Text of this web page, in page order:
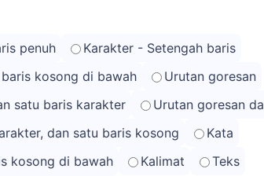
penuh
Karakter - Setengah baris
kosong di bawah
Urutan goresan
satu baris karakter
Urutan goresan
dan satu baris kosong
Kata
kosong di bawah
Kalimat
Teks